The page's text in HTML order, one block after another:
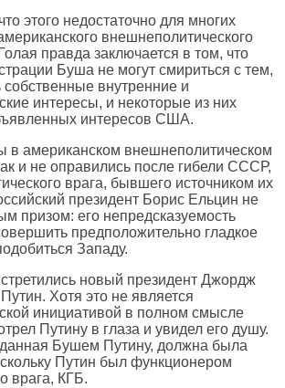
этого недостаточно для многих
внешнеполитического
правда заключается в том, что
Буша не могут смириться с тем,
собственные внутренние и
интересы, и некоторые из них
интересов США.
в американском внешнеполитическом
и не оправились после гибели СССР,
врага, бывшего источником их
президент Борис Ельцин не
призом: его непредсказуемость
предположительно гладкое
Западу.
новый президент Джордж
Хотя это не является
инициативой в полном смысле
Путину в глаза и увидел его душу.
данная Бушем Путину, должна была
Путин был функционером
врага, КГБ.